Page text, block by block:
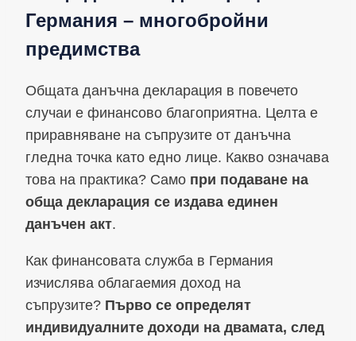
Германия – многобройни
предимства
Общата данъчна декларация в повечето
случаи е финансово благоприятна. Целта е
приравняване на съпрузите от данъчна
гледна точка като едно лице. Какво означава
това на практика? Само при подаване на
обща декларация се издава единен
данъчен акт.
Как финансовата служба в Германия
изчислява облагаемия доход на
съпрузите? Първо се определят
индивидуалните доходи на двамата, след